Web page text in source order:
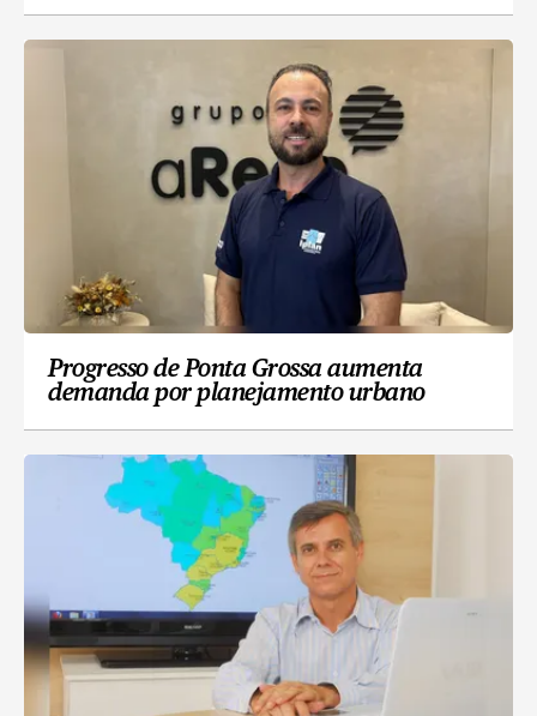
Progresso de Ponta Grossa aumenta
demanda por planejamento urbano